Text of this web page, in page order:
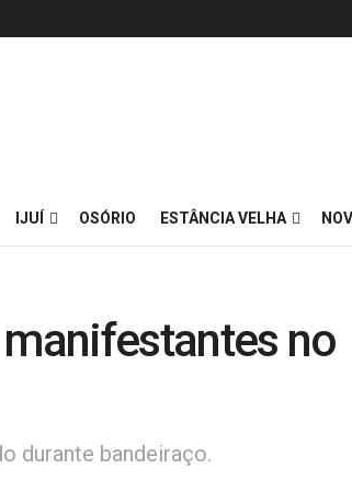
IJUÍ OSÓRIO ESTÂNCIA VELHA
no
durante bandeiraço.